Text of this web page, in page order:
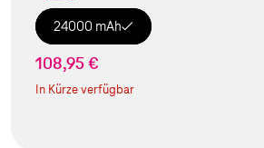
24000 mAh
108,95 €
In Kürze verfügbar